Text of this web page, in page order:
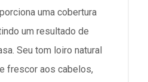
uma cobertura
um resultado de
Seu tom loiro natural
frescor aos cabelos,